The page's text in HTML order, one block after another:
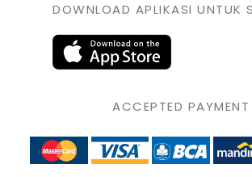
DOWNLOAD APLIKASI UNTUK
ACCEPTED PAYMENT